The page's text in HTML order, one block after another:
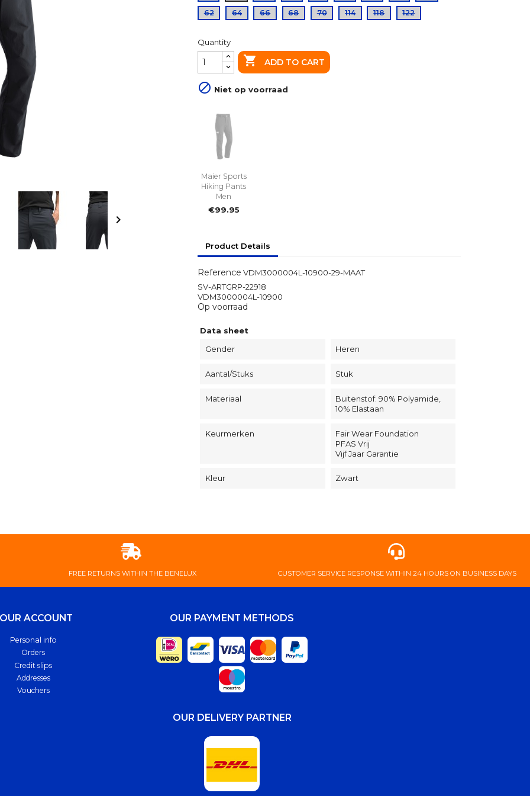

62 64 66 68 70 114 118 122
Quantity
 ADD TO CART
 Niet op voorraad
Maier Sports
Hiking Pants
Men
€99.95
Product Details
Reference VDM3000004L-10900-29-MAAT
SV-ARTGRP-22918
VDM3000004L-10900
Op voorraad
Data sheet
Gender
Heren
Aantal/Stuks Stuk
Materiaal
Buitenstof: 90% Polyamide,
10% Elastaan
Keurmerken
Fair Wear Foundation
PFAS Vrij
Vijf Jaar Garantie
Kleur Zwart
FREE ​RETURNS ​WITHIN ​THE ​BENELUX ​CUSTOMER ​SERVICE ​RESPONSE ​WITHIN ​24 ​HOURS ​ON ​BUSINESS ​DAYS
ACCOUNT
Personal info
Orders
Credit slips
Addresses
Vouchers
OUR PAYMENT METHODS
OUR DELIVERY PARTNER